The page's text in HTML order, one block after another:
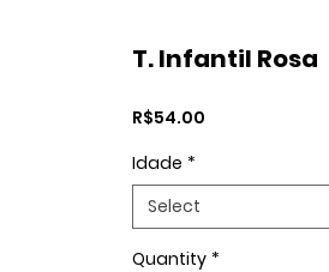
T. Infantil Rosa
R$54.00
Idade *
Select
Quantity *